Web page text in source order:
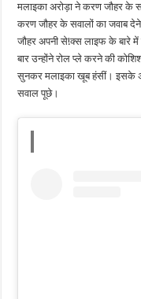
मलाइका अरोड़ा ने करण जौहर के
करण जौहर के सवालों का जवाब
जौहर अपनी से!क्स लाइफ के बारे
बार उन्होंने रोल प्ले करने की
सुनकर मलाइका खूब हंसीं। इसके
सवाल पूछे।